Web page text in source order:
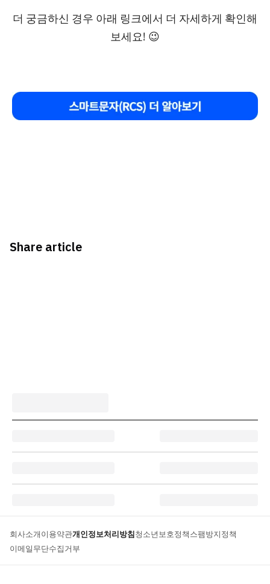
더 궁금하신 경우 아래 링크에서 더 자세하게 확인해
보세요! 😉
Share article
회사소개이용약관개인정보처리방침청소년보호정책스팸방지정책
이메일무단수집거부